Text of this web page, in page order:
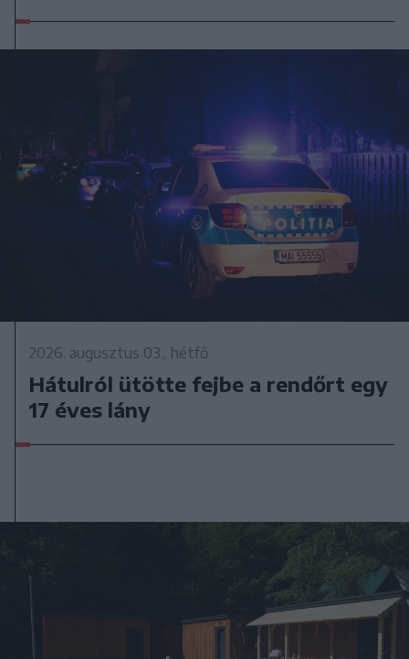
2026. augusztus 03., hétfő
Hátulról ütötte fejbe a rendőrt egy
17 éves lány